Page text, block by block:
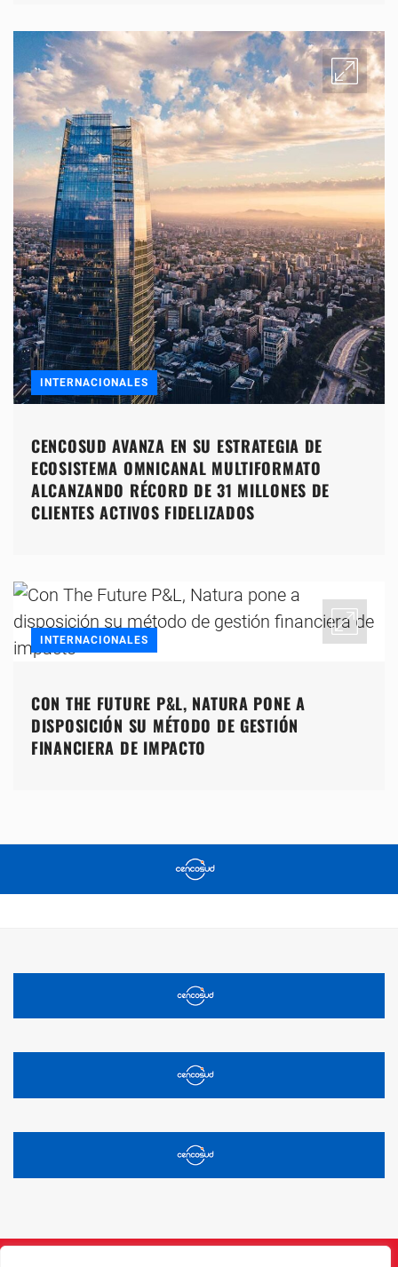
INTERNACIONALES
CENCOSUD AVANZA EN SU ESTRATEGIA DE
ECOSISTEMA OMNICANAL MULTIFORMATO
ALCANZANDO RÉCORD DE 31 MILLONES DE
CLIENTES ACTIVOS FIDELIZADOS
INTERNACIONALES
CON THE FUTURE P&L, NATURA PONE A
DISPOSICIÓN SU MÉTODO DE GESTIÓN
FINANCIERA DE IMPACTO